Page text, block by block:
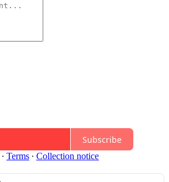
Subscribe
∙ Terms ∙ Collection notice